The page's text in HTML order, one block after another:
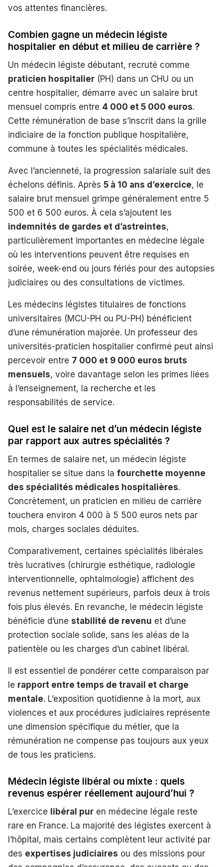
vos attentes financières.
Combien gagne un médecin légiste
hospitalier en début et milieu de carrière ?
Un médecin légiste débutant, recruté comme
praticien hospitalier (PH) dans un CHU ou un
centre hospitalier, démarre avec un salaire brut
mensuel compris entre 4 000 et 5 000 euros.
Cette rémunération de base s’inscrit dans la grille
indiciaire de la fonction publique hospitalière,
commune à toutes les spécialités médicales.
Avec l’ancienneté, la progression salariale suit des
échelons définis. Après 5 à 10 ans d’exercice, le
salaire brut mensuel grimpe généralement entre 5
500 et 6 500 euros. À cela s’ajoutent les
indemnités de gardes et d’astreintes,
particulièrement importantes en médecine légale
où les interventions peuvent être requises en
soirée, week-end ou jours fériés pour des autopsies
judiciaires ou des consultations de victimes.
Les médecins légistes titulaires de fonctions
universitaires (MCU-PH ou PU-PH) bénéficient
d’une rémunération majorée. Un professeur des
universités-praticien hospitalier confirmé peut ainsi
percevoir entre 7 000 et 9 000 euros bruts
mensuels, voire davantage selon les primes liées
à l’enseignement, la recherche et les
responsabilités de service.
Quel est le salaire net d’un médecin légiste
par rapport aux autres spécialités ?
En termes de salaire net, un médecin légiste
hospitalier se situe dans la fourchette moyenne
des spécialités médicales hospitalières.
Concrètement, un praticien en milieu de carrière
touchera environ 4 000 à 5 500 euros nets par
mois, charges sociales déduites.
Comparativement, certaines spécialités libérales
très lucratives (chirurgie esthétique, radiologie
interventionnelle, ophtalmologie) affichent des
revenus nettement supérieurs, parfois deux à trois
fois plus élevés. En revanche, le médecin légiste
bénéficie d’une stabilité de revenu et d’une
protection sociale solide, sans les aléas de la
patientèle ou les charges d’un cabinet libéral.
Il est essentiel de pondérer cette comparaison par
le rapport entre temps de travail et charge
mentale. L’exposition quotidienne à la mort, aux
violences et aux procédures judiciaires représente
une dimension spécifique du métier, que la
rémunération ne compense pas toujours aux yeux
de tous les praticiens.
Médecin légiste libéral ou mixte : quels
revenus espérer réellement aujourd’hui ?
L’exercice libéral pur en médecine légale reste
rare en France. La majorité des légistes exercent à
l’hôpital, mais certains complètent leur activité par
des expertises judiciaires ou des missions pour